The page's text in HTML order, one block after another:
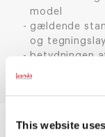
This website
model
gældende
og
betydningen
den tekniske